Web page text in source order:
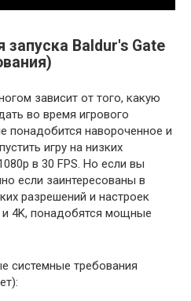
Baldur's Gate
зависит от того, какую
во время игрового
понадобится навороченное и
игру на низких
в 30 FPS. Но если вы
если заинтересованы в
разрешений и настроек
и 4K, понадобятся мощные
системные требования